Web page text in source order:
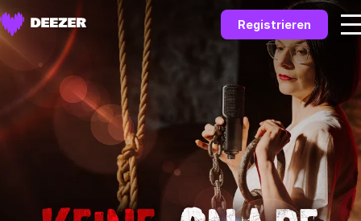
Registrieren